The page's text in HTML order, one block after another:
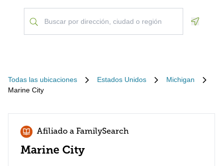
Todas las ubicaciones Estados Unidos
Michigan
Marine City
Afiliado a FamilySearch
Marine City